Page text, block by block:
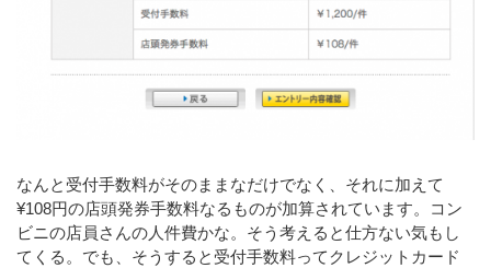
なんと受付手数料がそのままなだけでなく、それに加えて
¥108円の店頭発券手数料なるものが加算されています。コン
ビニの店員さんの人件費かな。そう考えると仕方ない気もし
てくる。でも、そうすると受付手数料ってクレジットカード